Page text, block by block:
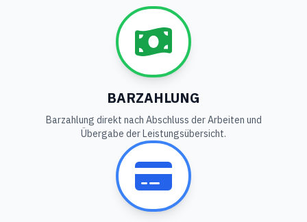
BARZAHLUNG
Barzahlung direkt nach Abschluss der Arbeiten und
Übergabe der Leistungsübersicht.